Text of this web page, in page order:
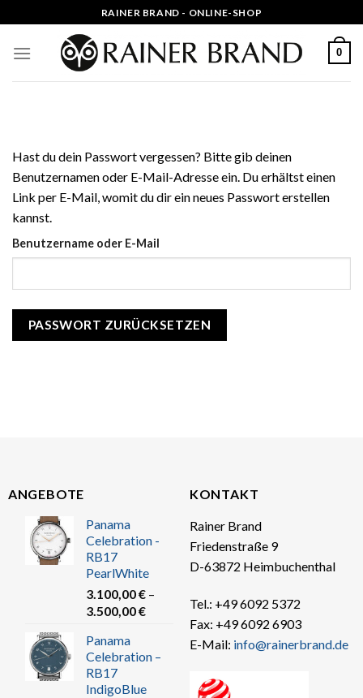
Inhalt
springen
RAINER BRAND - ONLINE-SHOP
0
Hast du dein Passwort vergessen? Bitte gib deinen
Benutzernamen oder E-Mail-Adresse ein. Du erhältst einen
Link per E-Mail, womit du dir ein neues Passwort erstellen
kannst.
Benutzername oder E-Mail
PASSWORT ZURÜCKSETZEN
ANGEBOTE
Panama
Celebration -
RB17
PearlWhite
3.100,00€–
3.500,00€
Panama
Celebration –
RB17
IndigoBlue
KONTAKT
Rainer Brand
Friedenstraße 9
D-63872 Heimbuchenthal
Tel.: +49 6092 5372
Fax: +49 6092 6903
E-Mail: info@rainerbrand.de